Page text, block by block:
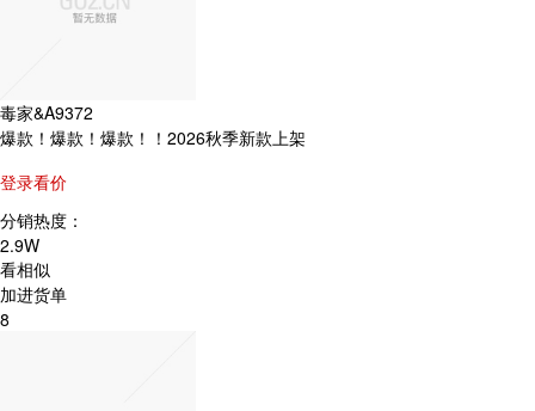
毒家&A9372
爆款！爆款！爆款！！2026秋季新款上架
登录看价
分销热度：
2.9W
看相似
加进货单
8